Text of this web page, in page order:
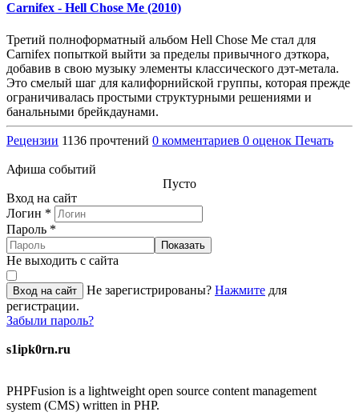
Carnifex - Hell Chose Me (2010)
Третий полноформатный альбом Hell Chose Me стал для
Carnifex попыткой выйти за пределы привычного дэткора,
добавив в свою музыку элементы классического дэт-метала.
Это смелый шаг для калифорнийской группы, которая прежде
ограничивалась простыми структурными решениями и
банальными брейкдаунами.
Рецензии 1136 прочтений 0 комментариев 0 оценок Печать
Афиша событий
Пусто
Вход на сайт
Логин *
Пароль *
Показать
Не выходить с сайта
Вход на сайт Не зарегистрированы? Нажмите для
регистрации.
Забыли пароль?
s1ipk0rn.ru
PHPFusion is a lightweight open source content management
system (CMS) written in PHP.